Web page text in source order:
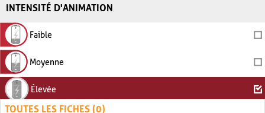
INTENSITÉ D'ANIMATION
Faible
Moyenne
Élevée
TOUTES LES FICHES (0)